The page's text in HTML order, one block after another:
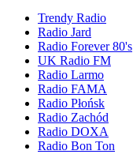
Trendy Radio
Radio Jard
Radio Forever 80's
UK Radio FM
Radio Larmo
Radio FAMA
Radio Płońsk
Radio Zachód
Radio DOXA
Radio Bon Ton